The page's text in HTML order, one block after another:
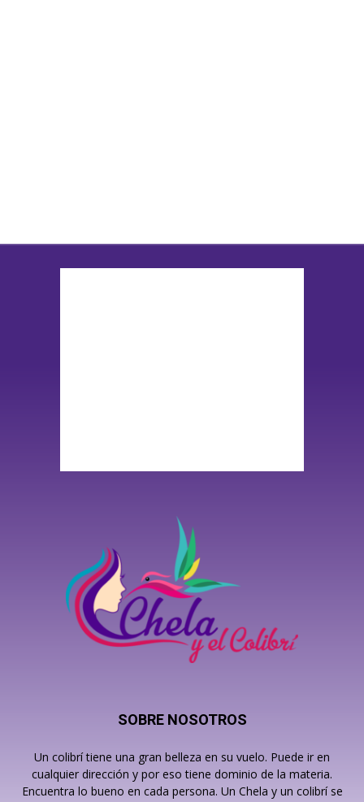
SOBRE NOSOTROS
Un colibrí tiene una gran belleza en su vuelo. Puede ir en
cualquier dirección y por eso tiene dominio de la materia.
Encuentra lo bueno en cada persona. Un Chela y un colibrí se